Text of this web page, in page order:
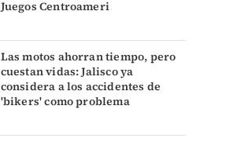
Juegos Centroameri
Las motos ahorran tiempo, pero
cuestan vidas: Jalisco ya
considera a los accidentes de
'bikers' como problema